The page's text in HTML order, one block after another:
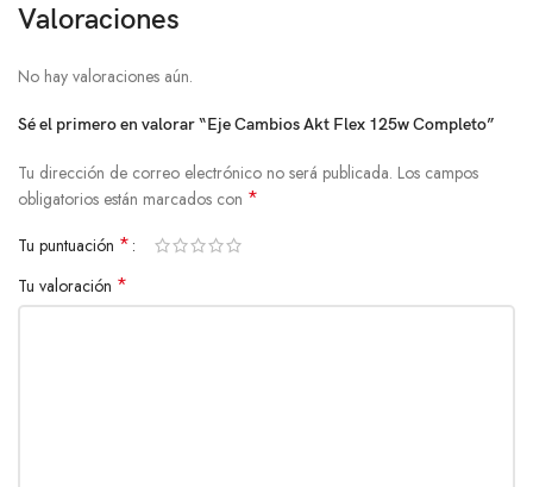
Valoraciones
No hay valoraciones aún.
Sé el primero en valorar “Eje Cambios Akt Flex 125w Completo”
Tu dirección de correo electrónico no será publicada. Los campos
obligatorios están marcados con *
Tu puntuación *
Tu valoración *